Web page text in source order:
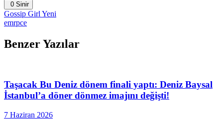
0 Sinir
Gossip Girl Yeni
emrpce
Benzer Yazılar
Taşacak Bu Deniz dönem finali yaptı: Deniz Baysal
İstanbul’a döner dönmez imajını değişti!
7 Haziran 2026